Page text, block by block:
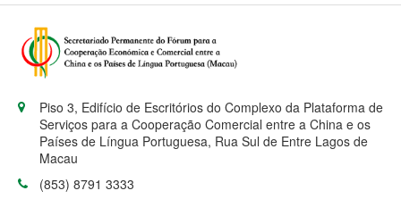
Piso 3, Edifício de Escritórios do Complexo da Plataforma de
Serviços para a Cooperação Comercial entre a China e os
Países de Língua Portuguesa, Rua Sul de Entre Lagos de
Macau
(853) 8791 3333